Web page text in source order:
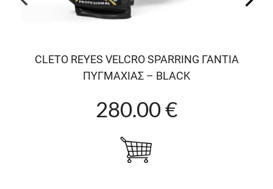
CLETO REYES VELCRO SPARRING ΓΑΝΤΙΑ
ΠΥΓΜΑΧΙΑΣ – BLACK
280.00 €